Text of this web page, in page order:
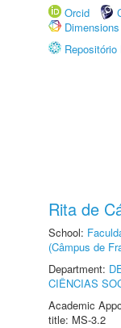
Orcid
Dimensions
Rita de
School:
(Câmpus de
Department:
CIÊNCIAS
Academic
title: MS-3.2